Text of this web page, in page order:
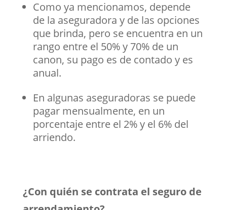
Como ya mencionamos, depende
de la aseguradora y de las opciones
que brinda, pero se encuentra en un
rango entre el 50% y 70% de un
canon, su pago es de contado y es
anual.
En algunas aseguradoras se puede
pagar mensualmente, en un
porcentaje entre el 2% y el 6% del
arriendo.
¿Con quién se contrata el seguro de